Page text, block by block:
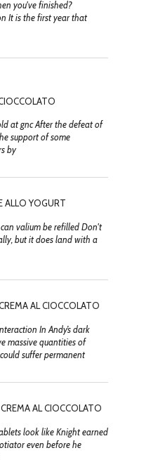
you've finished?
It is the first year that
at gnc After the defeat of
support of some
by
ALLO YOGURT
valium be refilled Don't
but it does land with a
AL CIOCCOLATO
In Andy’s dark
massive quantities of
suffer permanent
AL CIOCCOLATO
look like Knight earned
even before he